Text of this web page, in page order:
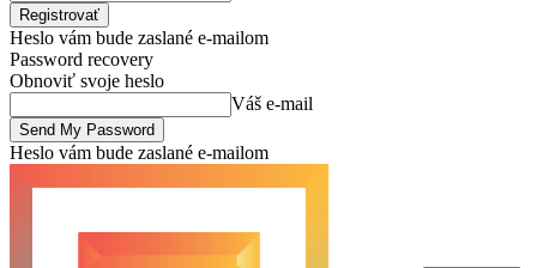
Heslo vám bude zaslané e-mailom
Password recovery
Obnoviť svoje heslo
Váš e-mail
Heslo vám bude zaslané e-mailom